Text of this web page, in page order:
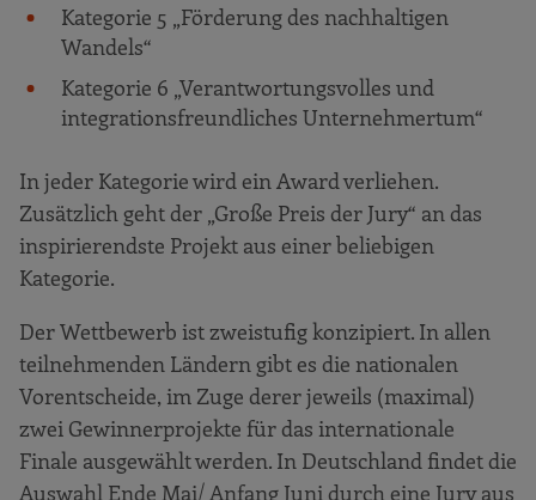
Kategorie 5 „Förderung des nachhaltigen
Wandels“
Kategorie 6 „Verantwortungsvolles und
integrationsfreundliches Unternehmertum“
In jeder Kategorie wird ein Award verliehen.
Zusätzlich geht der „Große Preis der Jury“ an das
inspirierendste Projekt aus einer beliebigen
Kategorie.
Der Wettbewerb ist zweistufig konzipiert. In allen
teilnehmenden Ländern gibt es die nationalen
Vorentscheide, im Zuge derer jeweils (maximal)
zwei Gewinnerprojekte für das internationale
Finale ausgewählt werden. In Deutschland findet die
Auswahl Ende Mai/ Anfang Juni durch eine Jury aus